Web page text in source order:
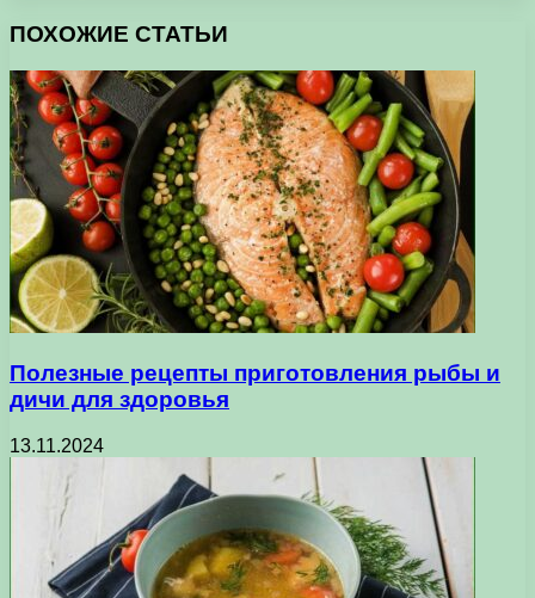
ПОХОЖИЕ СТАТЬИ
Полезные рецепты приготовления рыбы и
дичи для здоровья
13.11.2024